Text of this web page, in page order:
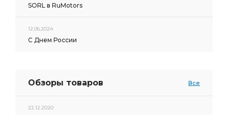
SORL в RuMotors
12.06.2024
С Днем России
Обзоры товаров Все
22.12.2020